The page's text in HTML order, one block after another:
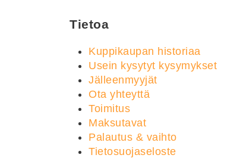
Tietoa
Kuppikaupan historiaa
Usein kysytyt kysymykset
Jälleenmyyjät
Ota yhteyttä
Toimitus
Maksutavat
Palautus & vaihto
Tietosuojaseloste